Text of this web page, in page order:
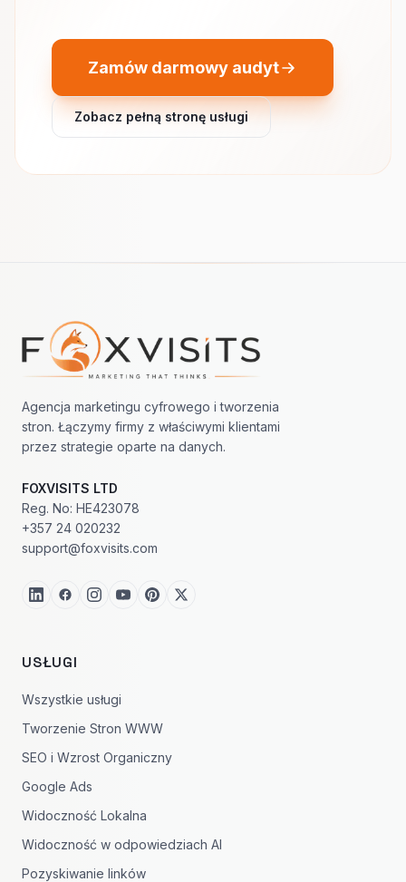
Zamów darmowy audyt
Zobacz pełną stronę usługi
Nawigacja w stopce
Agencja marketingu cyfrowego i tworzenia
stron. Łączymy firmy z właściwymi klientami
przez strategie oparte na danych.
FOXVISITS LTD
Reg. No: HE423078
+357 24 020232
support@foxvisits.com
USŁUGI
Wszystkie usługi
Tworzenie Stron WWW
SEO i Wzrost Organiczny
Google Ads
Widoczność Lokalna
Widoczność w odpowiedziach AI
Pozyskiwanie linków